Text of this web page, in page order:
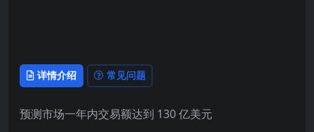
详情介绍 常见问题
预测市场一年内交易额达到 130 亿美元